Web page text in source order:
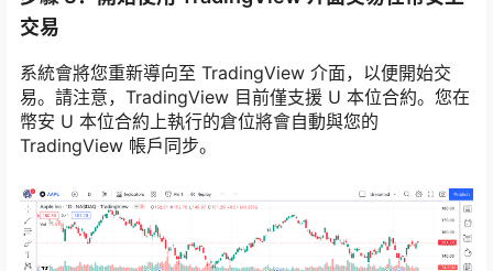
交易
系統會將您重新導向至 TradingView 介面，以便開始交
易。請注意，TradingView 目前僅支援 U 本位合約。您在
幣安 U 本位合約上執行的倉位將會自動與您的
TradingView 帳戶同步。